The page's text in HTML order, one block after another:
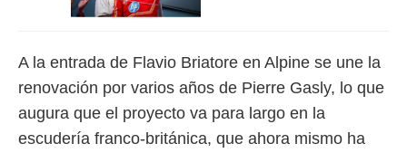
A la entrada de Flavio Briatore en Alpine se une la
renovación por varios años de Pierre Gasly, lo que
augura que el proyecto va para largo en la
escudería franco-británica, que ahora mismo ha